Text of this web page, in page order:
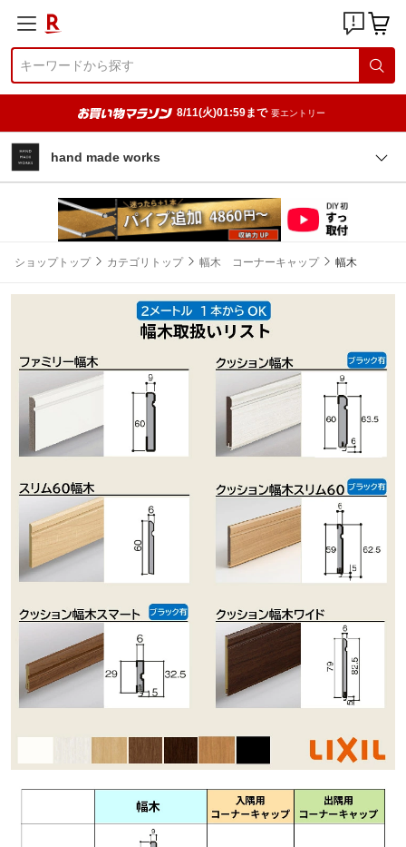
8/11(火)01:59まで 要エントリー
hand made works
ショップトップ カテゴリトップ 幅木 コーナーキャップ 幅木